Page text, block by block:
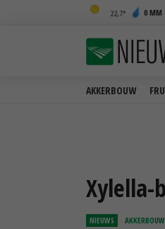
22,7 0 MM
AKKERBOUW
Xylella-
NIEUWS AKKERBOUW